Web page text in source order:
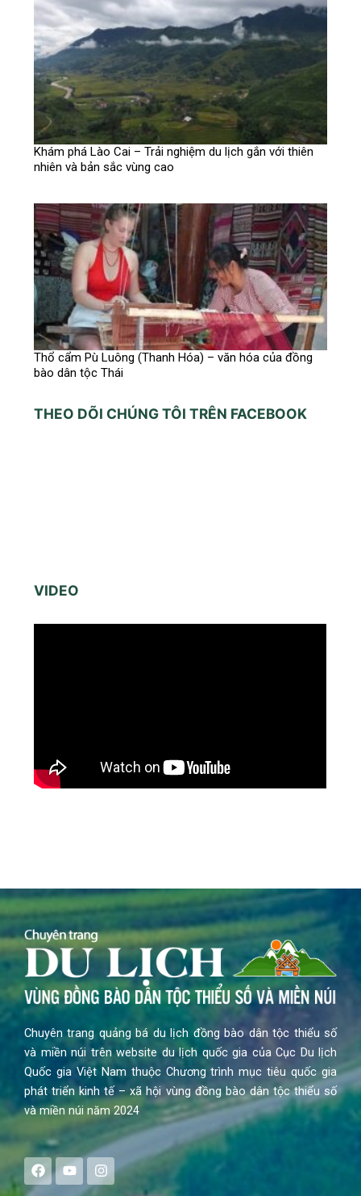
Khám phá Lào Cai – Trải nghiệm du lịch gắn với thiên
nhiên và bản sắc vùng cao
Thổ cẩm Pù Luông (Thanh Hóa) – văn hóa của đồng
bào dân tộc Thái
THEO DÕI CHÚNG TÔI TRÊN FACEBOOK
VIDEO
Chuyên trang quảng bá du lịch đồng bào dân tộc thiểu số
và miền núi trên website du lịch quốc gia của Cục Du lịch
Quốc gia Việt Nam thuộc Chương trình mục tiêu quốc gia
phát triển kinh tế – xã hội vùng đồng bào dân tộc thiểu số
và miền núi năm 2024
F
a
c
Y
o
u
I
n
s